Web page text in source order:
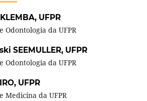
UFPR
Odontologia da UFPR
SEEMULLER, UFPR
Odontologia da UFPR
UFPR
Medicina da UFPR